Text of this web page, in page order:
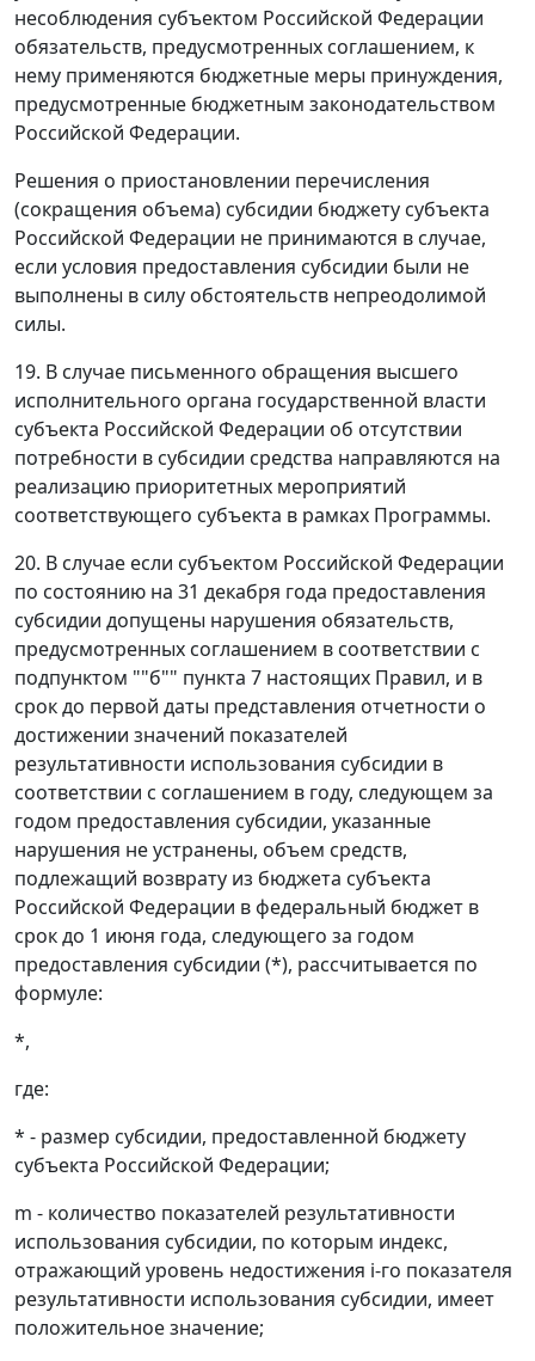
несоблюдения субъектом Российской Федерации
обязательств, предусмотренных соглашением, к
нему применяются бюджетные меры принуждения,
предусмотренные бюджетным законодательством
Российской Федерации.
Решения о приостановлении перечисления
(сокращения объема) субсидии бюджету субъекта
Российской Федерации не принимаются в случае,
если условия предоставления субсидии были не
выполнены в силу обстоятельств непреодолимой
силы.
19. В случае письменного обращения высшего
исполнительного органа государственной власти
субъекта Российской Федерации об отсутствии
потребности в субсидии средства направляются на
реализацию приоритетных мероприятий
соответствующего субъекта в рамках Программы.
20. В случае если субъектом Российской Федерации
по состоянию на 31 декабря года предоставления
субсидии допущены нарушения обязательств,
предусмотренных соглашением в соответствии с
подпунктом ""б"" пункта 7 настоящих Правил, и в
срок до первой даты представления отчетности о
достижении значений показателей
результативности использования субсидии в
соответствии с соглашением в году, следующем за
годом предоставления субсидии, указанные
нарушения не устранены, объем средств,
подлежащий возврату из бюджета субъекта
Российской Федерации в федеральный бюджет в
срок до 1 июня года, следующего за годом
предоставления субсидии (*), рассчитывается по
формуле:
*,
где:
* - размер субсидии, предоставленной бюджету
субъекта Российской Федерации;
m - количество показателей результативности
использования субсидии, по которым индекс,
отражающий уровень недостижения i-го показателя
результативности использования субсидии, имеет
положительное значение;